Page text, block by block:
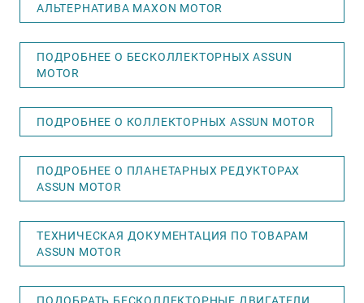
АЛЬТЕРНАТИВА MAXON MOTOR
ПОДРОБНЕЕ О БЕСКОЛЛЕКТОРНЫХ ASSUN
MOTOR
ПОДРОБНЕЕ О КОЛЛЕКТОРНЫХ ASSUN MOTOR
ПОДРОБНЕЕ О ПЛАНЕТАРНЫХ РЕДУКТОРАХ
ASSUN MOTOR
ТЕХНИЧЕСКАЯ ДОКУМЕНТАЦИЯ ПО ТОВАРАМ
ASSUN MOTOR